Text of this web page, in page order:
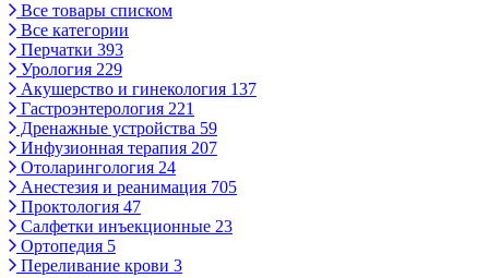
Все товары списком
Все категории
Перчатки 393
Урология 229
Акушерство и гинекология 137
Гастроэнтерология 221
Дренажные устройства 59
Инфузионная терапия 207
Отоларингология 24
Анестезия и реанимация 705
Проктология 47
Салфетки инъекционные 23
Ортопедия 5
Переливание крови 3